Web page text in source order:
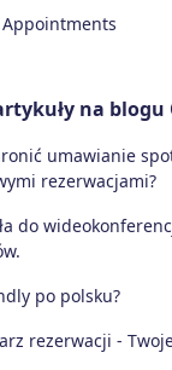
na blogu
umawianie
rezerwacjami?
do
po polsku?
rezerwacji -